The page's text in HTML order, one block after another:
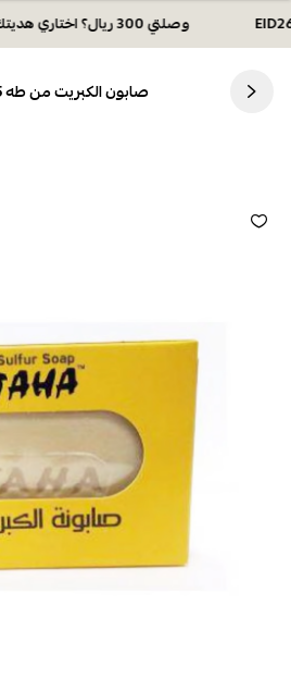
وصلتي 300 ريال؟ اختاري هديتك :🏍 شحن مجاني بكود N28 أو 💸خصم بكود EID26
صابون الكبريت من طه 125جرام